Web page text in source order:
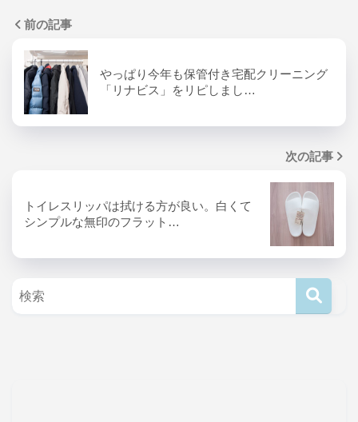
前の記事
やっぱり今年も保管付き宅配クリーニング
「リナビス」をリピしまし…
次の記事
トイレスリッパは拭ける方が良い。白くて
シンプルな無印のフラット…